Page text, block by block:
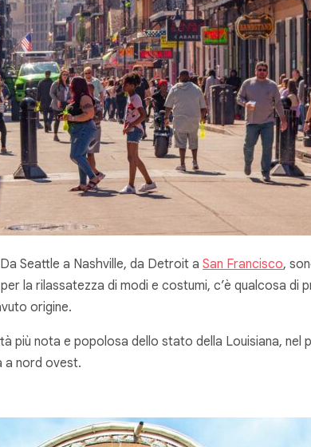
Seattle a Nashville, da Detroit a San Francisco,
per la rilassatezza di modi e costumi, c’è qualcosa di
origine.
più nota e popolosa dello stato della Louisiana, nel
a nord ovest.